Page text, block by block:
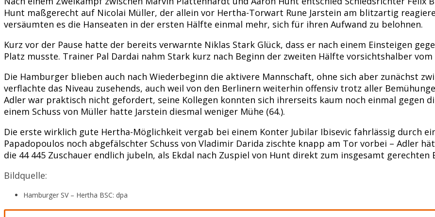
Hunt maßgerecht auf Nicolai Müller, der allein vor Hertha-Torwart Rune Jarstein am blitzartig
versäumten es die Hanseaten in der ersten Hälfte einmal mehr, sich für ihren Aufwand zu belohnen.
Kurz vor der Pause hatte der bereits verwarnte Niklas Stark Glück, dass er nach einem Einsteigen
Platz musste. Trainer Pal Dardai nahm Stark kurz nach Beginn der zweiten Hälfte vorsichtshalber vom
Die Hamburger blieben auch nach Wiederbeginn die aktivere Mannschaft, ohne sich aber zunächst
verflachte das Niveau zusehends, auch weil von den Berlinern weiterhin offensiv trotz aller
Adler war praktisch nicht gefordert, seine Kollegen konnten sich ihrerseits kaum noch einmal gegen
einem Schuss von Müller hatte Jarstein diesmal weniger Mühe (64.).
Die erste wirklich gute Hertha-Möglichkeit vergab bei einem Konter Jubilar Ibisevic fahrlässig durch
Papadopoulos noch abgefälschter Schuss von Vladimir Darida zischte knapp am Tor vorbei – Adler
die 44 445 Zuschauer endlich jubeln, als Ekdal nach Zuspiel von Hunt direkt zum insgesamt gerechten
Bildquelle:
Hamburger SV – Hertha BSC: dpa